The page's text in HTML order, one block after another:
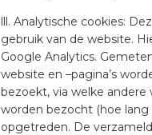
lll. Analytische cookies:
gebruik van de website.
Google Analytics.
website en –pagina’s
bezoekt, via welke andere
worden bezocht (hoe
opgetreden. De